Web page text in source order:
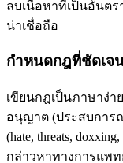
ลบเนื้อหาที่เป็นอันต
น่าเชื่อถือ
กำหนดกฎที่ชัดเจ
เขียนกฎเป็นภาษาง่า
อนุญาต (ประสบการ
(hate, threats,
กล่าวหาทางการแพท